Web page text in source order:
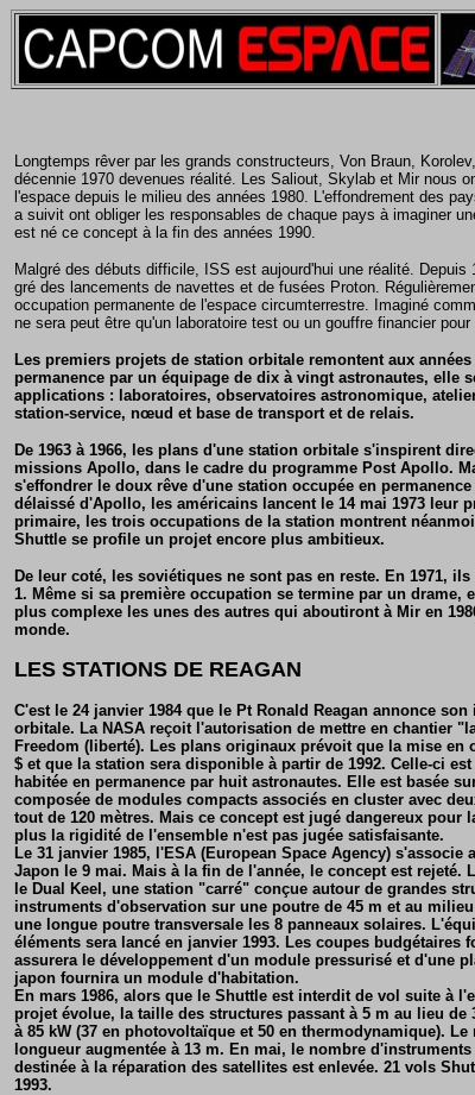
Longtemps rêver par les grands constructeurs, Von Braun,
décennie 1970 devenues réalité. Les Saliout, Skylab et Mir nous
l'espace depuis le milieu des années 1980. L'effondrement des
a suivit ont obliger les responsables de chaque pays à imaginer
est né ce concept à la fin des années 1990.
Malgré des débuts difficile, ISS est aujourd'hui une réalité.
gré des lancements de navettes et de fusées Proton.
occupation permanente de l'espace circumterrestre. Imaginé
ne sera peut être qu'un laboratoire test ou un gouffre financier pour
Les premiers projets de station orbitale remontent aux
permanence par un équipage de dix à vingt astronautes, elle
applications : laboratoires, observatoires astronomique,
station-service, nœud et base de transport et de relais.
De 1963 à 1966, les plans d'une station orbitale s'inspirent
missions Apollo, dans le cadre du programme Post Apollo.
s'effondrer le doux rêve d'une station occupée en
délaissé d'Apollo, les américains lancent le 14 mai 1973 leur
primaire, les trois occupations de la station montrent
Shuttle se profile un projet encore plus ambitieux.
De leur coté, les soviétiques ne sont pas en reste. En 1971,
1. Même si sa première occupation se termine par un drame,
plus complexe les unes des autres qui aboutiront à Mir en
monde.
LES STATIONS DE REAGAN
C'est le 24 janvier 1984 que le Pt Ronald Reagan annonce
orbitale. La NASA reçoit l'autorisation de mettre en chantier
Freedom (liberté). Les plans originaux prévoit que la mise
$ et que la station sera disponible à partir de 1992. Celle-ci
habitée en permanence par huit astronautes. Elle est basée
composée de modules compacts associés en cluster avec
tout de 120 mètres. Mais ce concept est jugé dangereux pour
plus la rigidité de l'ensemble n'est pas jugée satisfaisante.
Le 31 janvier 1985, l'ESA (European Space Agency)
Japon le 9 mai. Mais à la fin de l'année, le concept est rejeté.
le Dual Keel, une station "carré" conçue autour de grandes
instruments d'observation sur une poutre de 45 m et au
une longue poutre transversale les 8 panneaux solaires.
éléments sera lancé en janvier 1993. Les coupes budgétaires
assurera le développement d'un module pressurisé et d'une
japon fournira un module d'habitation.
En mars 1986, alors que le Shuttle est interdit de vol suite à
projet évolue, la taille des structures passant à 5 m au lieu
à 85 kW (37 en photovoltaïque et 50 en thermodynamique).
longueur augmentée à 13 m. En mai, le nombre
destinée à la réparation des satellites est enlevée. 21 vols
1993.